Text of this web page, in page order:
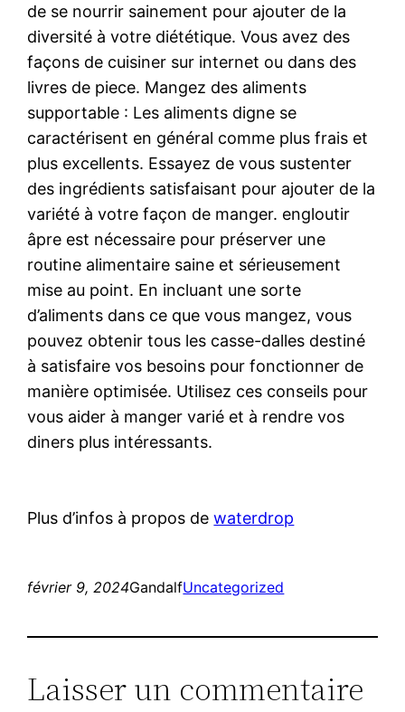
de se nourrir sainement pour ajouter de la
diversité à votre diététique. Vous avez des
façons de cuisiner sur internet ou dans des
livres de piece. Mangez des aliments
supportable : Les aliments digne se
caractérisent en général comme plus frais et
plus excellents. Essayez de vous sustenter
des ingrédients satisfaisant pour ajouter de la
variété à votre façon de manger. engloutir
âpre est nécessaire pour préserver une
routine alimentaire saine et sérieusement
mise au point. En incluant une sorte
d’aliments dans ce que vous mangez, vous
pouvez obtenir tous les casse-dalles destiné
à satisfaire vos besoins pour fonctionner de
manière optimisée. Utilisez ces conseils pour
vous aider à manger varié et à rendre vos
diners plus intéressants.
Plus d’infos à propos dewaterdrop
février 9, 2024GandalfUncategorized
Laisser un commentaire